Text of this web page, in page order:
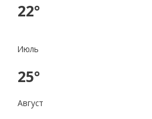
22°
Июль
25°
Август